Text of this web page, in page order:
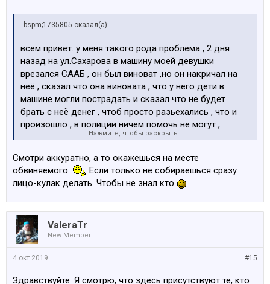
bspm;1735805 сказал(а):
всем привет. у меня такого рода проблема , 2 дня
назад на ул.Сахарова в машину моей девушки
врезался СААБ , он был виноват ,но он накричал на
неё , сказал что она виновата , что у него дети в
машине могли пострадать и сказал что не будет
брать с неё денег , чтоб просто разьехались , что и
произошло , в полиции ничем помочь не могут ,
сказали " не надо было уезжать с места аварии ...а
право " .. ето конечно всё понятно , но хотел бы узнать
кто ето такой , встретиться с ним лично и поговорить ,
номер она запомнила , может кто может помочь , как
узнать владельца етой машины SAAB VR6159
Нажмите, чтобы раскрыть...
Смотри аккуратно, а то окажешься на месте
обвиняемого.
Если только не собираешься сразу
лицо-кулак делать. Чтобы не знал кто
ValeraTr
New Member
#15
4 окт 2019
Здравствуйте. Я смотрю, что здесь присутствуют те, кто